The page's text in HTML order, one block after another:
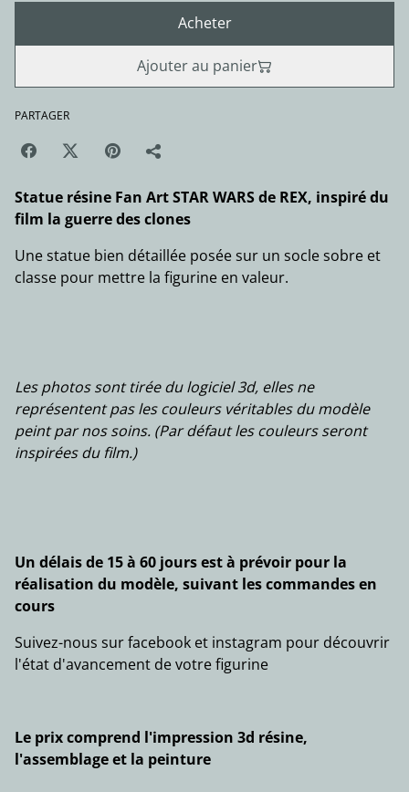
Acheter
Ajouter au panier
PARTAGER
Statue résine Fan Art STAR WARS de REX, inspiré du
film la guerre des clones
Une statue bien détaillée posée sur un socle sobre et
classe pour mettre la figurine en valeur.
Les photos sont tirée du logiciel 3d, elles ne
représentent pas les couleurs véritables du modèle
peint par nos soins. (Par défaut les couleurs seront
inspirées du film.)
Un délais de 15 à 60 jours est à prévoir pour la
réalisation du modèle, suivant les commandes en
cours
Suivez-nous sur facebook et instagram pour découvrir
l'état d'avancement de votre figurine
Le prix comprend l'impression 3d résine,
l'assemblage et la peinture